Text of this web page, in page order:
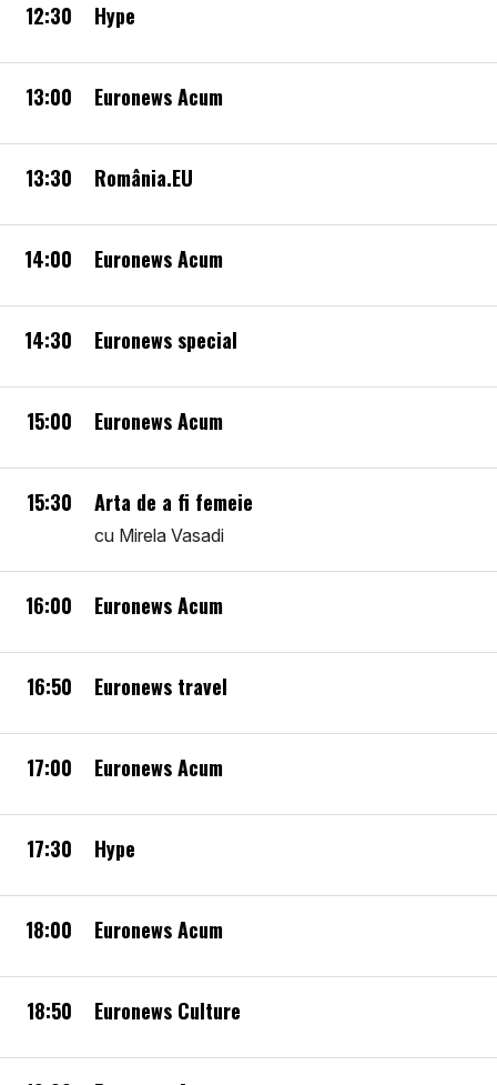
12:30 Hype
13:00 Euronews Acum
13:30 România.EU
14:00 Euronews Acum
14:30 Euronews special
15:00 Euronews Acum
15:30 Arta de a fi femeie
cu Mirela Vasadi
16:00 Euronews Acum
16:50 Euronews travel
17:00 Euronews Acum
17:30 Hype
18:00 Euronews Acum
18:50 Euronews Culture